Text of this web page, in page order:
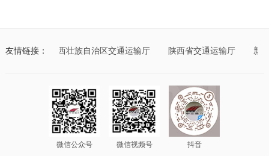
友情链接：
输厅 广西壮族自治区交通运输厅 陕西省交通运输厅 新
微信公众号 微信视频号 抖音